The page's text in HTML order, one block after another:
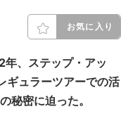
お気に入り
、ステップ・アッ
ギュラーツアーでの活
秘密に迫った。